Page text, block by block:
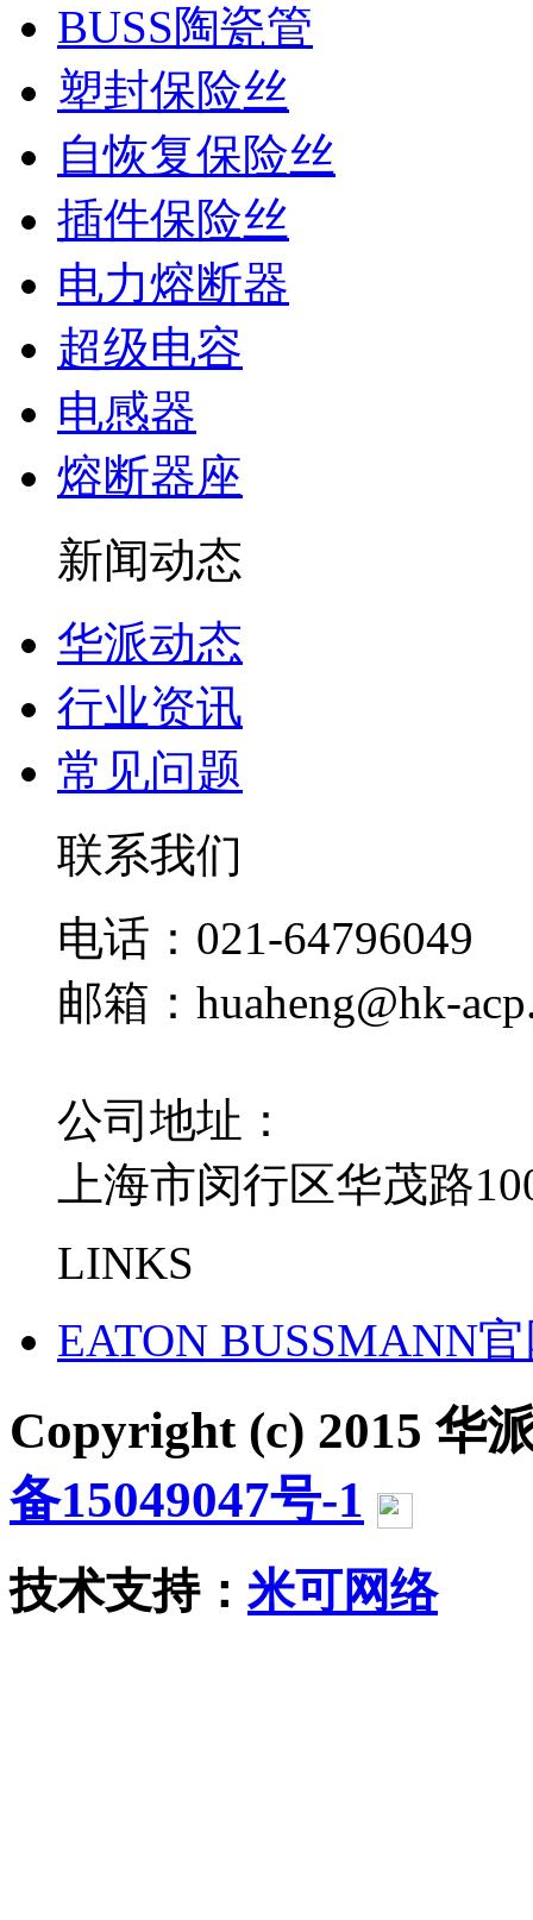
BUSS陶瓷管
塑封保险丝
自恢复保险丝
插件保险丝
电力熔断器
超级电容
电感器
熔断器座
新闻动态
华派动态
行业资讯
常见问题
联系我们
电话：021-64796049
邮箱：huaheng@hk-
公司地址：
上海市闵行区华茂路
LINKS
EATON BUSSMANN
Copyright (c) 2015 华
备15049047号-1
技术支持： 米可网络